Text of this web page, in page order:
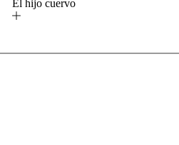
El hijo cuervo